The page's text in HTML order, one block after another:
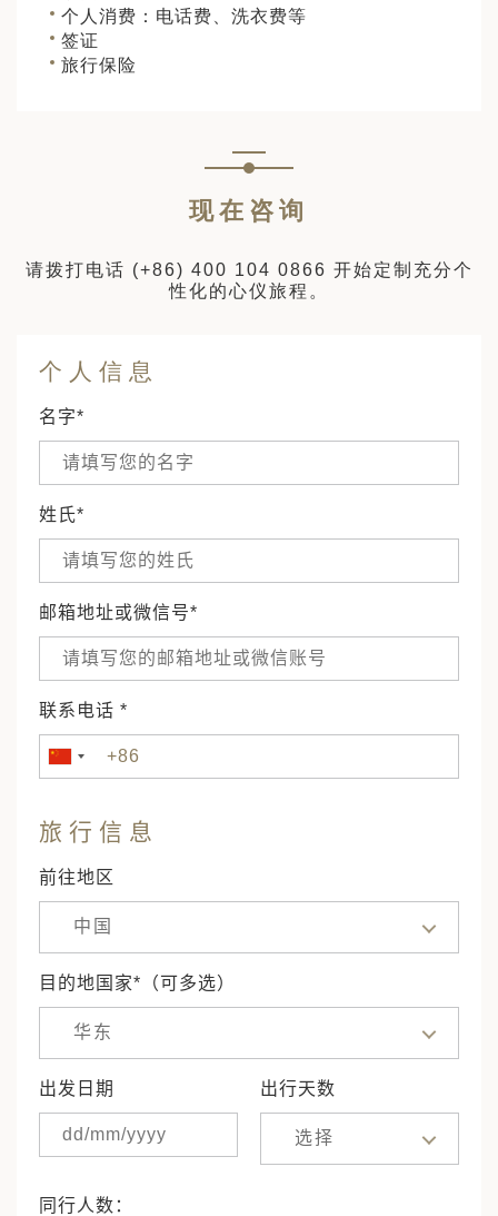
个人消费：电话费、洗衣费等
签证
旅行保险
现在咨询
请拨打电话 (+86) 400 104 0866 开始定制充分个
性化的心仪旅程。
个人信息
名字*
姓氏*
邮箱地址或微信号*
联系电话 *
旅行信息
前往地区
中国
目的地国家*（可多选）
华东
出发日期 出行天数
选择
同行人数：